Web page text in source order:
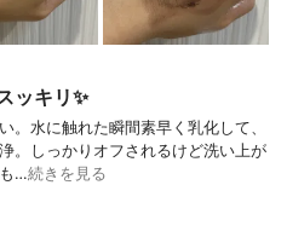
ッキリ✨
。水に触れた瞬間素早く乳化して、
。しっかりオフされるけど洗い上が
…続きを見る